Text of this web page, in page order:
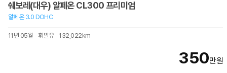
쉐보레(대우) 알페온 CL300 프리미엄
알페온 3.0 DOHC
11년 05월 휘발유 132,022km
350만원